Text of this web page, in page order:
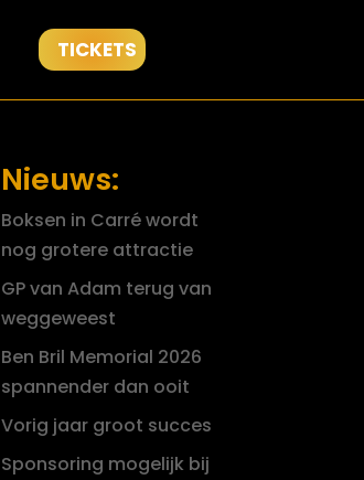
TICKETS
Nieuws:
Boksen in Carré wordt
nog grotere attractie
GP van Adam terug van
weggeweest
Ben Bril Memorial 2026
spannender dan ooit
Vorig jaar groot succes
Sponsoring mogelijk bij